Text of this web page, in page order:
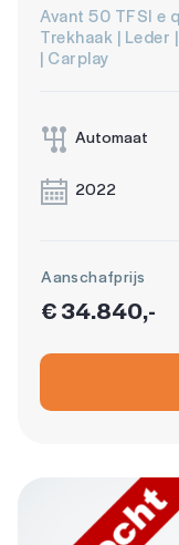
Avant 50 TFSI e
Trekhaak | Leder
| Carplay
Automaat
2022
Aanschafprijs
€ 34.840,-